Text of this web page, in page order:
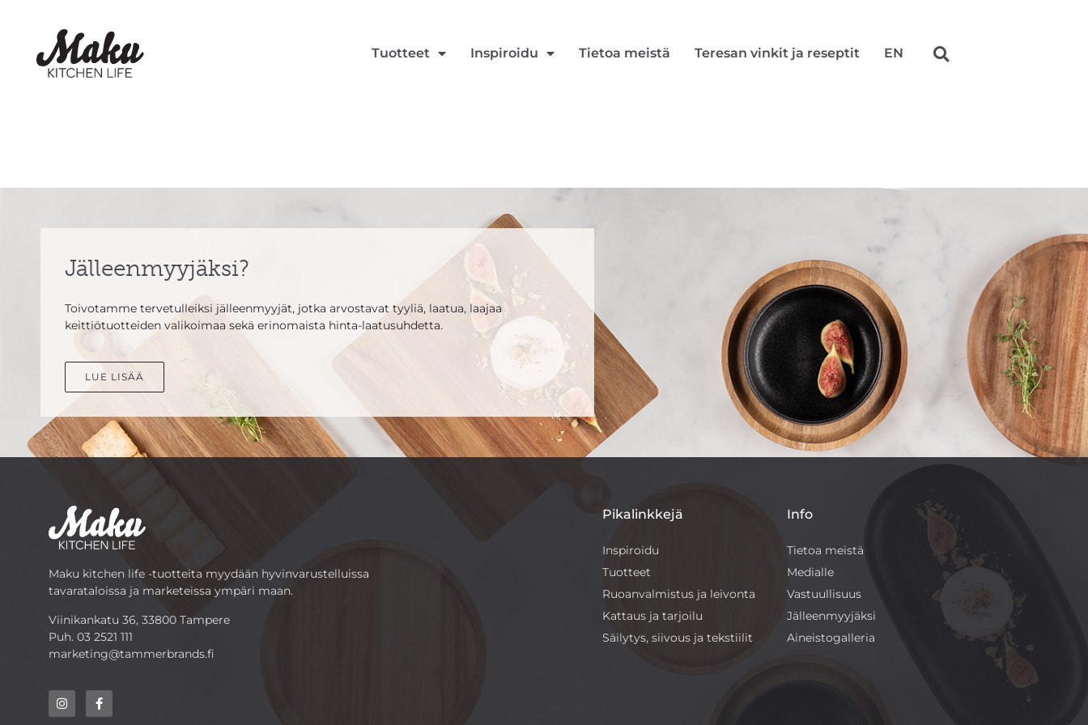
Tuotteet Inspiroidu Tietoa meistä Teresan vinkit ja reseptit EN
Jälleenmyyjäksi?
Toivotamme tervetulleiksi jälleenmyyjät, jotka arvostavat tyyliä, laatua, laajaa
keittiötuotteiden valikoimaa sekä erinomaista hinta-laatusuhdetta.
LUE LISÄÄ
Maku kitchen life -tuotteita myydään hyvinvarustelluissa
tavarataloissa ja marketeissa ympäri maan.
Viinikankatu 36, 33800 Tampere
Puh. 03 2521 111
marketing@tammerbrands.fi
Pikalinkkejä
Inspiroidu
Tuotteet
Ruoanvalmistus ja leivonta
Kattaus ja tarjoilu
Säilytys, siivous ja tekstiilit
Info
Tietoa meistä
Medialle
Vastuullisuus
Jälleenmyyjäksi
Aineistogalleria